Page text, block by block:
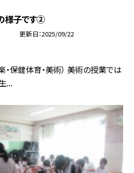
様子です②
更新日 2025/09/22
・保健体育・美術） 美術の授業では
...